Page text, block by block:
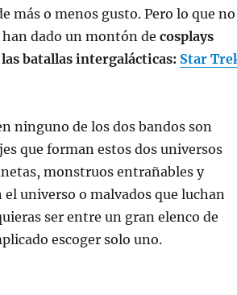
más o menos gusto. Pero lo que no
han dado un montón de cosplays
batallas intergalácticas: Star
ninguno de los dos bandos son
que forman estos dos universos
monstruos entrañables y
universo o malvados que luchan
ser entre un gran elenco de
escoger solo uno.